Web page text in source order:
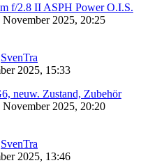
f/2.8 II ASPH Power O.I.S.
November 2025, 20:25
SvenTra
2025, 15:33
neuw. Zustand, Zubehör
November 2025, 20:20
SvenTra
2025, 13:46